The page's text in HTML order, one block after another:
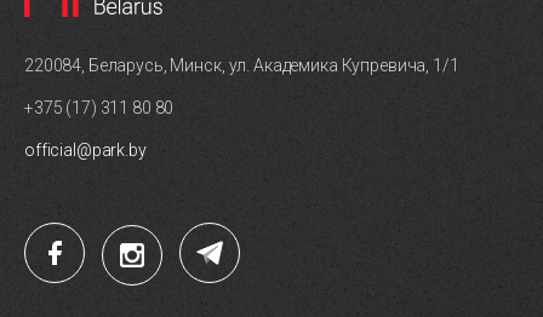
220084, Беларусь, Минск, ул. Академика Купревича, 1/1
+375 (17) 311 80 80
official@park.by